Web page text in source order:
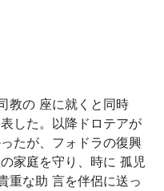
教の 座に就くと同時
した。以降ドロテアが
たが、フォドラの復興
家庭を守り、時に 孤児
重な助 言を伴侶に送っ